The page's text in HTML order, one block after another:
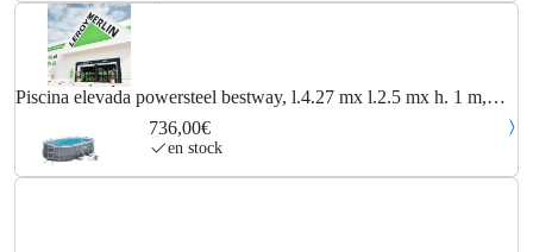
Piscina elevada powersteel bestway, l.4.27 mx l.2.5 mx h. 1 m,
736,00€
en stock